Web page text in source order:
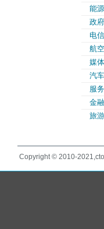
能源
政府
电信
航空
媒体
汽车
服务
金融
旅游
Copyright © 2010-